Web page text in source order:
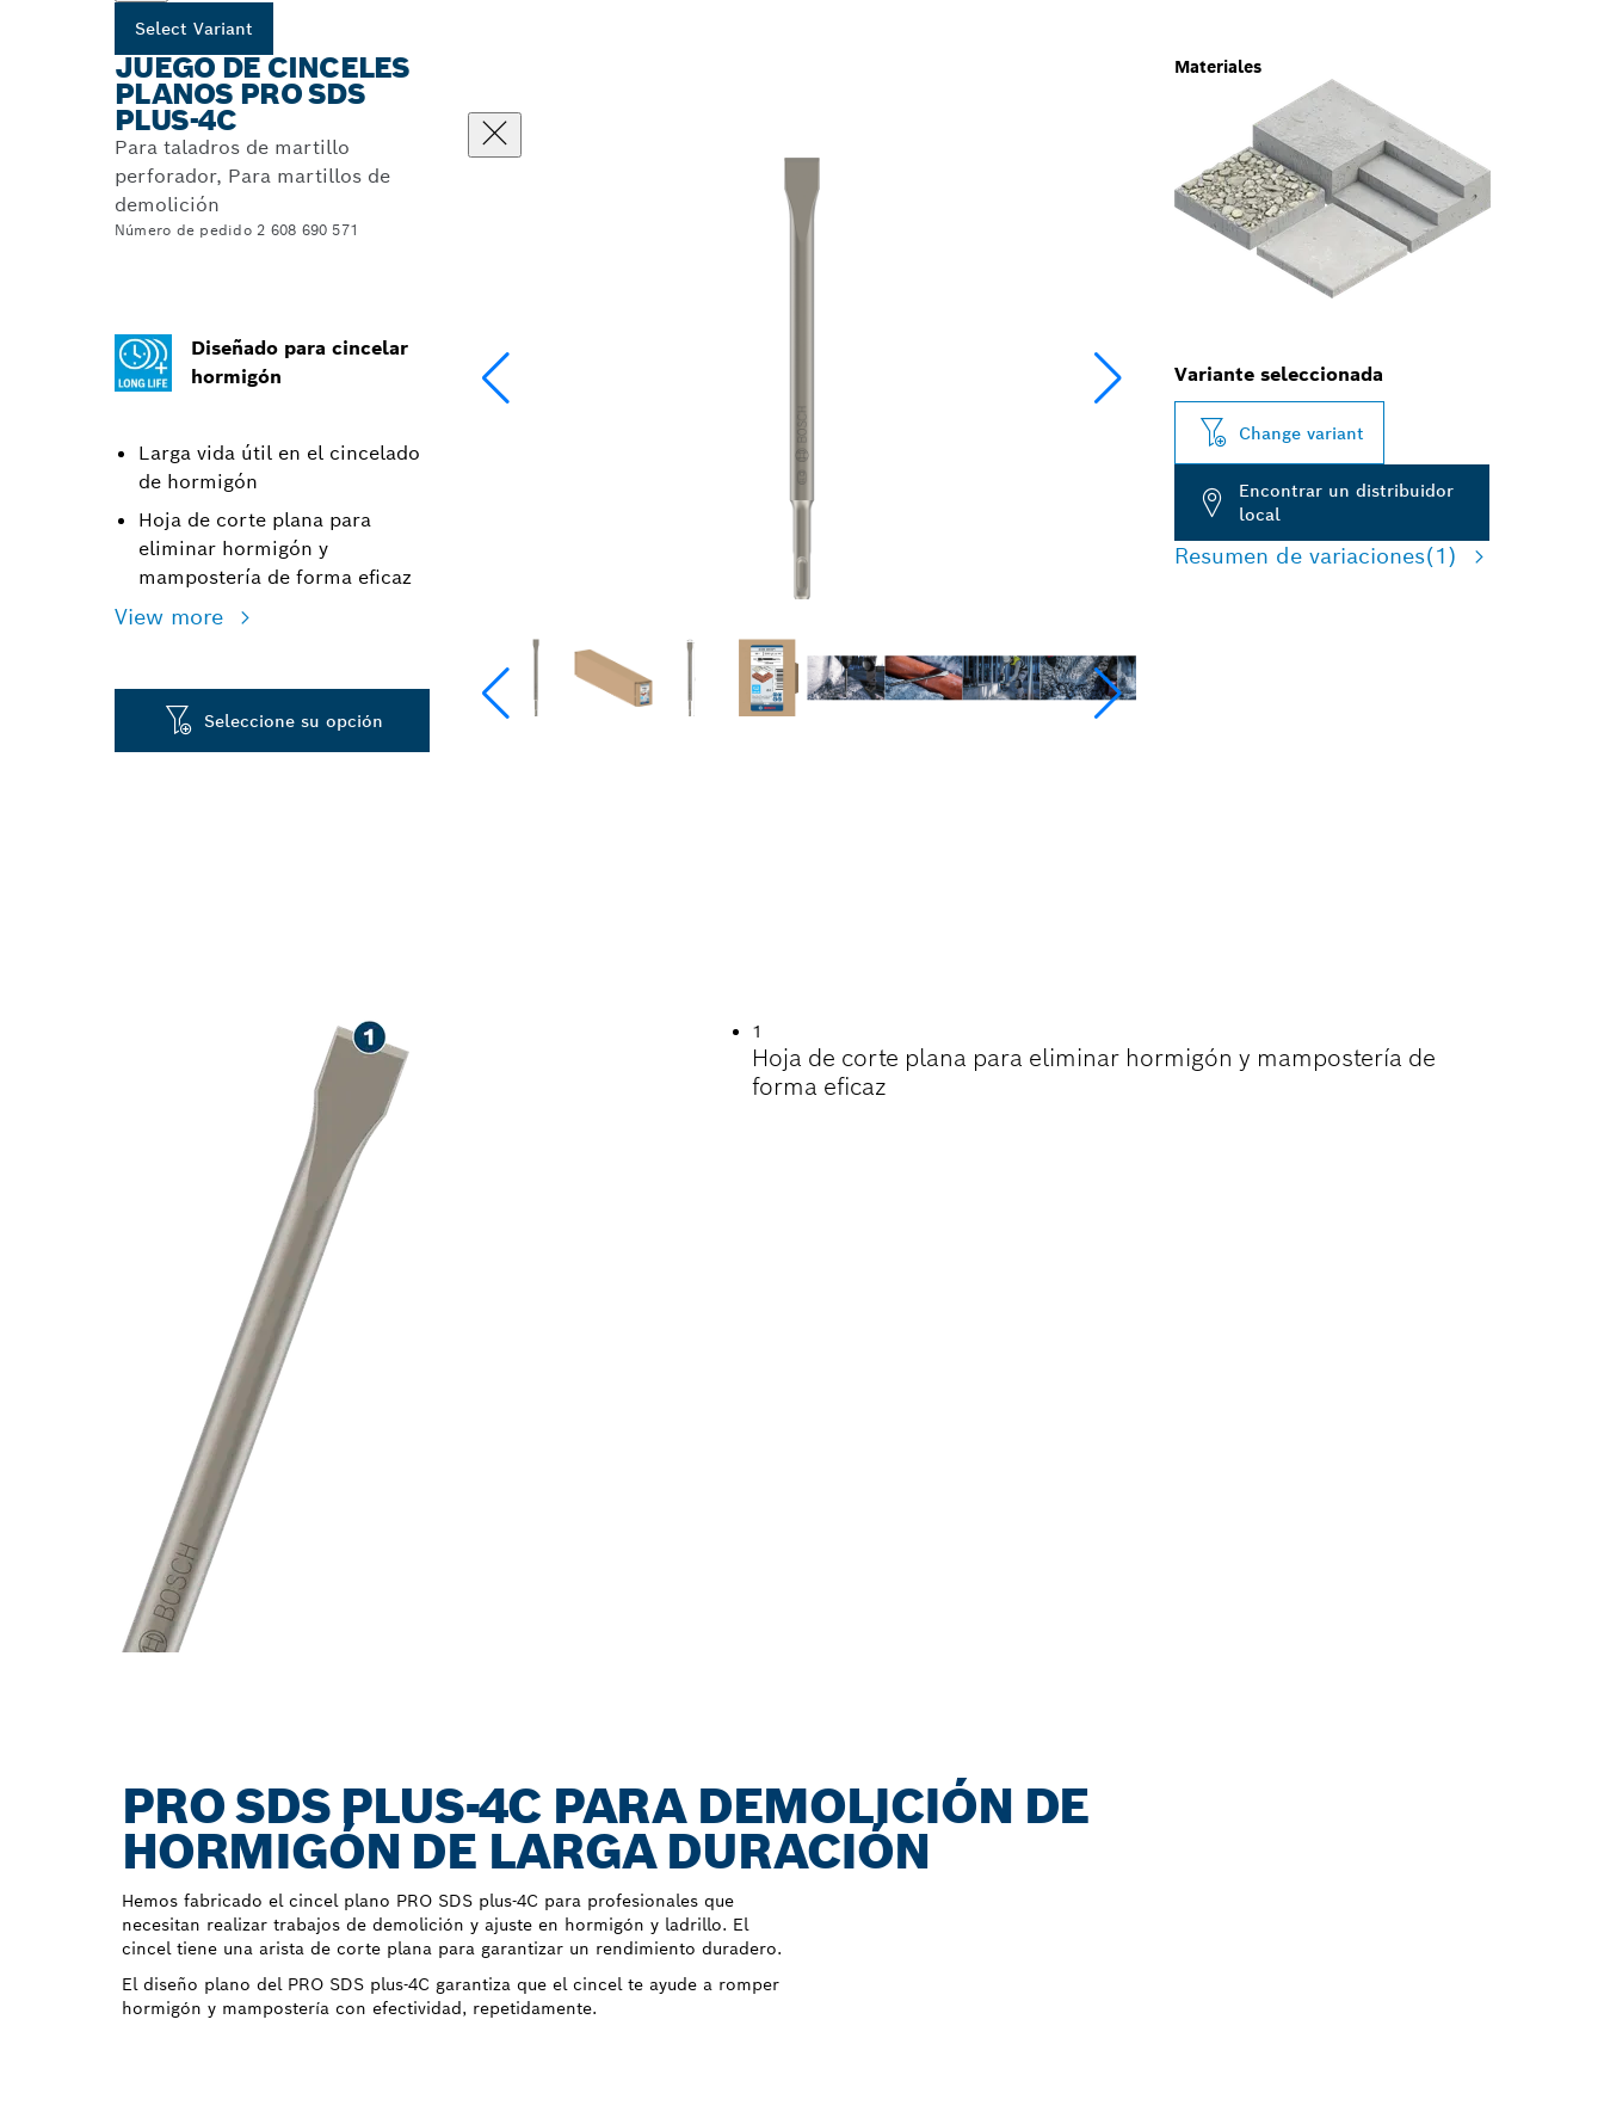
Select Variant
JUEGO DE CINCELES
PLANOS PRO SDS
PLUS-4C
Para taladros de martillo
perforador, Para martillos de
demolición
Número de pedido 2 608 690 571
Diseñado para cincelar
hormigón
Larga vida útil en el cincelado
de hormigón
Hoja de corte plana para
eliminar hormigón y
mampostería de forma eficaz
View more
Materiales
Seleccione su opción
Variante seleccionada
Change variant
Encontrar un distribuidor
local
Resumen de variaciones(1)
1
Hoja de corte plana para eliminar hormigón y mampostería de
forma eficaz
PRO SDS PLUS-4C PARA DEMOLICIÓN DE
HORMIGÓN DE LARGA DURACIÓN
Hemos fabricado el cincel plano PRO SDS plus-4C para profesionales que
necesitan realizar trabajos de demolición y ajuste en hormigón y ladrillo. El
cincel tiene una arista de corte plana para garantizar un rendimiento duradero.
El diseño plano del PRO SDS plus-4C garantiza que el cincel te ayude a romper
hormigón y mampostería con efectividad, repetidamente.